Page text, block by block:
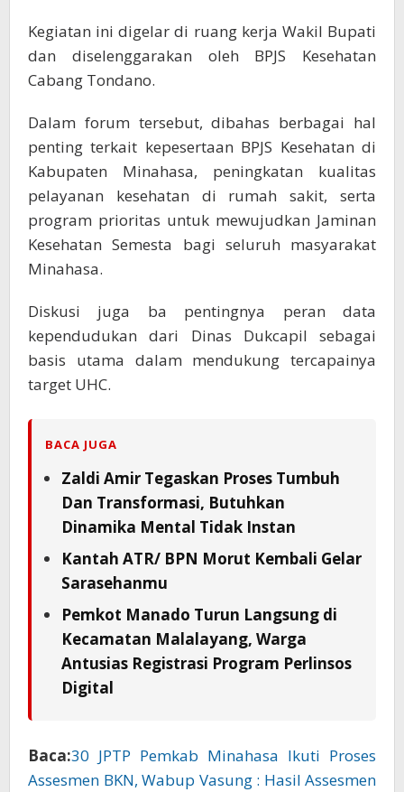
Kegiatan ini digelar di ruang kerja Wakil Bupati
dan diselenggarakan oleh BPJS Kesehatan
Cabang Tondano.
Dalam forum tersebut, dibahas berbagai hal
penting terkait kepesertaan BPJS Kesehatan di
Kabupaten Minahasa, peningkatan kualitas
pelayanan kesehatan di rumah sakit, serta
program prioritas untuk mewujudkan Jaminan
Kesehatan Semesta bagi seluruh masyarakat
Minahasa.
Diskusi juga ba pentingnya peran data
kependudukan dari Dinas Dukcapil sebagai
basis utama dalam mendukung tercapainya
target UHC.
BACA JUGA
Zaldi Amir Tegaskan Proses Tumbuh
Dan Transformasi, Butuhkan
Dinamika Mental Tidak Instan
Kantah ATR/ BPN Morut Kembali Gelar
Sarasehanmu
Pemkot Manado Turun Langsung di
Kecamatan Malalayang, Warga
Antusias Registrasi Program Perlinsos
Digital
Baca:30 JPTP Pemkab Minahasa Ikuti Proses
Assesmen BKN, Wabup Vasung : Hasil Assesmen